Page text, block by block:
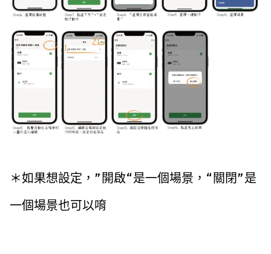
＊如果想設定，”開啟“是一個場景，“關閉”是
一個場景也可以唷